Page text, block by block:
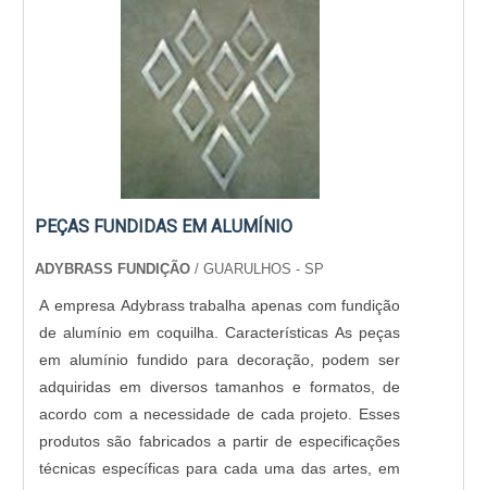
para a fidelização do cliente.Ainda com uma visão
analítica sobre bate fecha vidro, na essência da
empresa, a mesma deve prezar pelos produtos e
serviços com ótima qualidade e precisão, pontos
importantes que ficam de fora no planejamento de
empresas que visam apenas o lucro, deixando a
desejar nos outros fatores.É importante lembrar que
o produto deve ser adquirido com empresas
especializadas. Esse tipo de cuidado ajuda a
além de evitar prejuízos com substituições
frequentes de produtos que não cumprem com
suas funções adequadamente. Assim, é possível
poupar gastos desnecessários.Existem diversos
motivos para a Alumais ter se tornado destaque
quando pensamos em uma empresa que entrega
confiança e serviços de qualidade. Alguns desses
motivos são: Equipe multidisciplinar de consultores
PEÇAS FUNDIDAS EM ALUMÍNIO
ADYBRASS FUNDIÇÃO / GUARULHOS - SP
A empresa Adybrass trabalha apenas com fundição
de alumínio em coquilha. Características As peças
em alumínio fundido para decoração, podem ser
adquiridas em diversos tamanhos e formatos, de
acordo com a necessidade de cada projeto. Esses
produtos são fabricados a partir de especificações
técnicas específicas para cada uma das artes, em